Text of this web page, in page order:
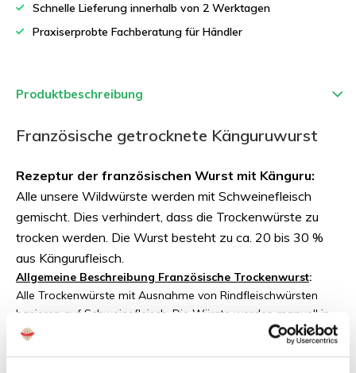
Schnelle Lieferung innerhalb von 2 Werktagen
Praxiserprobte Fachberatung für Händler
Produktbeschreibung
Französische getrocknete Känguruwurst
Rezeptur der französischen Wurst mit Känguru:
Alle unsere Wildwürste werden mit Schweinefleisch
gemischt. Dies verhindert, dass die Trockenwürste zu
trocken werden. Die Wurst besteht zu ca. 20 bis 30 %
aus Kängurufleisch.
Allgemeine Beschreibung Französische Trockenwurst:
Alle Trockenwürste mit Ausnahme von Rindfleischwürsten
basieren auf Schweinefleisch. Die Würste werden manuell in
Naturdarm vom Schwein gefüllt. Deshalb kann auch die
Wursthülle gegessen werden. Dann kommen die trockenen